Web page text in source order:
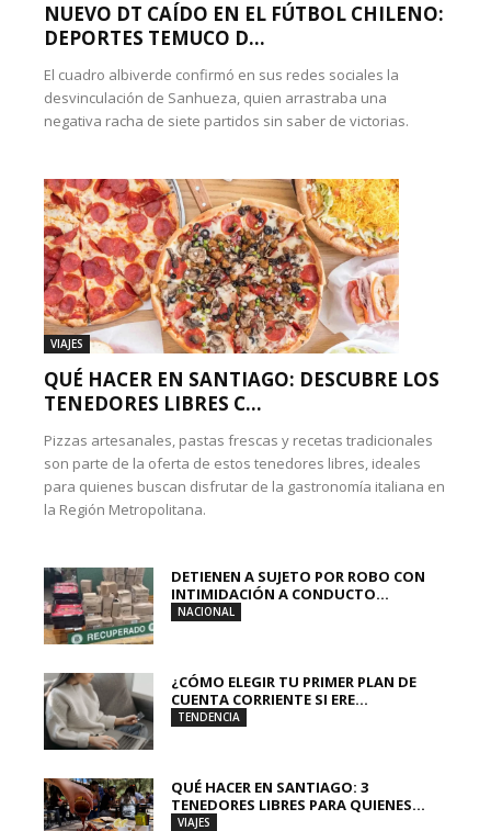
NUEVO DT CAÍDO EN EL FÚTBOL CHILENO:
DEPORTES TEMUCO D...
El cuadro albiverde confirmó en sus redes sociales la
desvinculación de Sanhueza, quien arrastraba una
negativa racha de siete partidos sin saber de victorias.
VIAJES
QUÉ HACER EN SANTIAGO: DESCUBRE LOS
TENEDORES LIBRES C...
Pizzas artesanales, pastas frescas y recetas tradicionales
son parte de la oferta de estos tenedores libres, ideales
para quienes buscan disfrutar de la gastronomía italiana en
la Región Metropolitana.
DETIENEN A SUJETO POR ROBO CON
INTIMIDACIÓN A CONDUCTO...
NACIONAL
¿CÓMO ELEGIR TU PRIMER PLAN DE
CUENTA CORRIENTE SI ERE...
TENDENCIA
QUÉ HACER EN SANTIAGO: 3
TENEDORES LIBRES PARA QUIENES...
VIAJES